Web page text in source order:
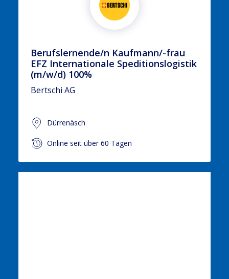
Berufslernende/n Kaufmann/-frau
EFZ Internationale Speditionslogistik
(m/w/d) 100%
Bertschi AG
Dürrenäsch
Online seit über 60 Tagen